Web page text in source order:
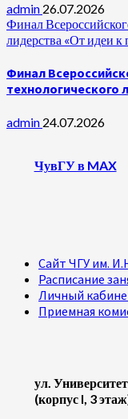
admin 26.07.2026
Финал
лидерства «От идеи к
Финал
технологического
admin 24.07.2026
ЧувГУ в MAX
Сайт ЧГУ им.
Расписание
Личный
Приемная
ул.
(корпус I, 3